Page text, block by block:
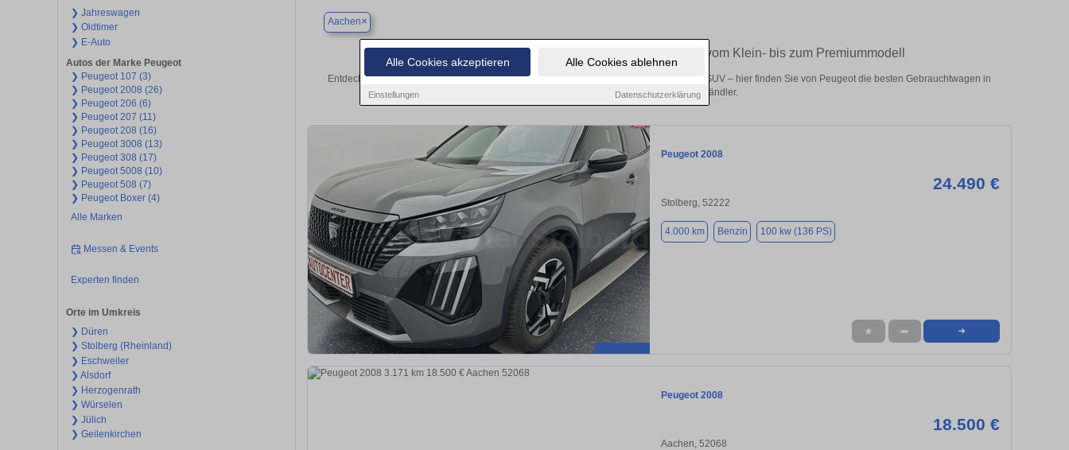
Alle Cookies akzeptieren Alle Cookies ablehnen
Einstellungen Datenschutzerklärung
❯ Jahreswagen
❯ Oldtimer
❯ E-Auto
Autos der Marke Peugeot
❯ Peugeot 107 (3)
❯ Peugeot 2008 (26)
❯ Peugeot 206 (6)
❯ Peugeot 207 (11)
❯ Peugeot 208 (16)
❯ Peugeot 3008 (13)
❯ Peugeot 308 (17)
❯ Peugeot 5008 (10)
❯ Peugeot 508 (7)
❯ Peugeot Boxer (4)
Alle Marken
Messen & Events
Experten finden
Orte im Umkreis
❯ Düren
❯ Stolberg (Rheinland)
❯ Eschweiler
❯ Alsdorf
❯ Herzogenrath
❯ Würselen
❯ Jülich
❯ Geilenkirchen
Aachen×
Finden Sie in Aachen Ihren gebrauchten Peugeot – vom Klein- bis zum Premiummodell
Entdecken Sie in Aachen gebrauchte Peugeot Fahrzeuge. Von Kleinwagen bis hin zum SUV – hier finden Sie von Peugeot die besten Gebrauchtwagen in
Aachen von privat und vom Händler.
Peugeot 2008
24.490 €
Stolberg, 52222
4.000 km Benzin 100 kw (136 PS)
★ ➦ ➜
Peugeot 2008
18.500 €
Aachen, 52068